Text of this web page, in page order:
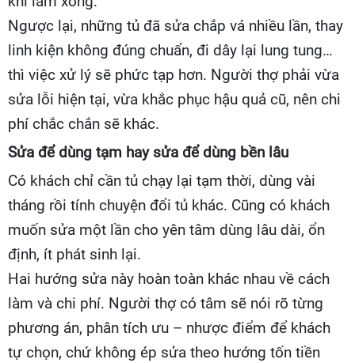
Ngược lại, những tủ đã sửa chắp vá nhiều lần, thay
linh kiện không đúng chuẩn, đi dây lại lung tung…
thì việc xử lý sẽ phức tạp hơn. Người thợ phải vừa
sửa lỗi hiện tại, vừa khắc phục hậu quả cũ, nên chi
phí chắc chắn sẽ khác.
Sửa để dùng tạm hay sửa để dùng bền lâu
Có khách chỉ cần tủ chạy lại tạm thời, dùng vài
tháng rồi tính chuyện đổi tủ khác. Cũng có khách
muốn sửa một lần cho yên tâm dùng lâu dài, ổn
định, ít phát sinh lại.
Hai hướng sửa này hoàn toàn khác nhau về cách
làm và chi phí. Người thợ có tâm sẽ nói rõ từng
phương án, phân tích ưu – nhược điểm để khách
tự chọn, chứ không ép sửa theo hướng tốn tiền